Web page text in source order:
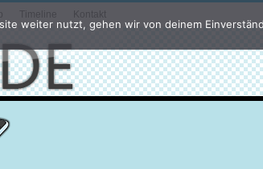
Timeline Kontakt
weiter nutzt, gehen wir von deinem